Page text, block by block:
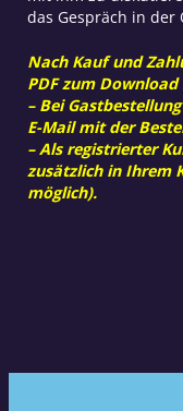
das Gespräch in der
Nach Kauf und
PDF zum
– Bei
E-Mail mit der
– Als registrierter
zusätzlich in Ihrem
möglich).